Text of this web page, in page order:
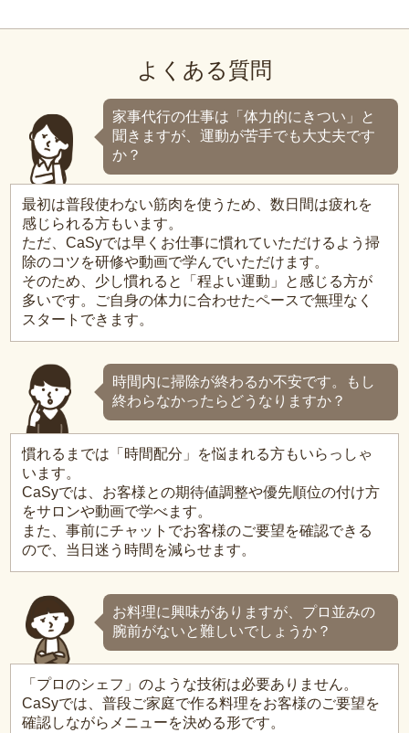
よくある質問
家事代行の仕事は「体力的にきつい」と
聞きますが、運動が苦手でも大丈夫です
か？
最初は普段使わない筋肉を使うため、数日間は疲れを
感じられる方もいます。
ただ、CaSyでは早くお仕事に慣れていただけるよう掃
除のコツを研修や動画で学んでいただけます。
そのため、少し慣れると「程よい運動」と感じる方が
多いです。ご自身の体力に合わせたペースで無理なく
スタートできます。
時間内に掃除が終わるか不安です。もし
終わらなかったらどうなりますか？
慣れるまでは「時間配分」を悩まれる方もいらっしゃ
います。
CaSyでは、お客様との期待値調整や優先順位の付け方
をサロンや動画で学べます。
また、事前にチャットでお客様のご要望を確認できる
ので、当日迷う時間を減らせます。
お料理に興味がありますが、プロ並みの
腕前がないと難しいでしょうか？
「プロのシェフ」のような技術は必要ありません。
CaSyでは、普段ご家庭で作る料理をお客様のご要望を
確認しながらメニューを決める形です。